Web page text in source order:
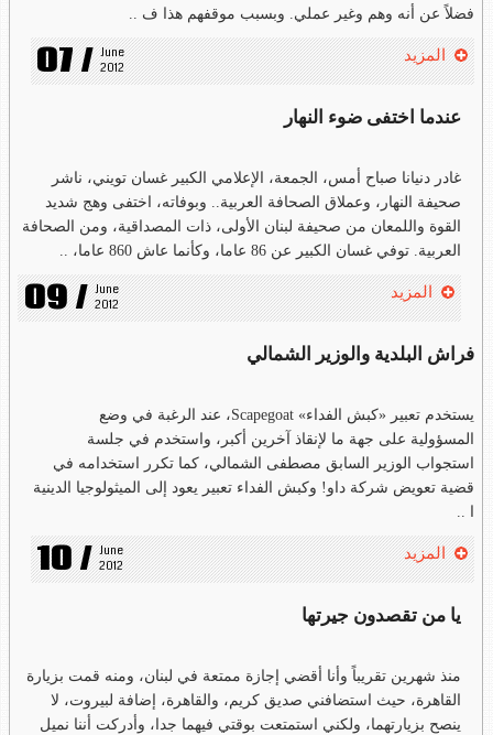
فضلاً عن أنه وهم وغير عملي. وبسبب موقفهم هذا ف ..
07 / June
2012
المزيد
عندما اختفى ضوء النهار
غادر دنيانا صباح أمس، الجمعة، الإعلامي الكبير غسان تويني، ناشر
صحيفة النهار، وعملاق الصحافة العربية.. وبوفاته، اختفى وهج شديد
القوة واللمعان من صحيفة لبنان الأولى، ذات المصداقية، ومن الصحافة
العربية. توفي غسان الكبير عن 86 عاما، وكأنما عاش 860 عاما، ..
09 / June
2012
المزيد
فراش البلدية والوزير الشمالي
يستخدم تعبير «كبش الفداء» Scapegoat، عند الرغبة في وضع
المسؤولية على جهة ما لإنقاذ آخرين أكبر، واستخدم في جلسة
استجواب الوزير السابق مصطفى الشمالي، كما تكرر استخدامه في
قضية تعويض شركة داو! وكبش الفداء تعبير يعود إلى الميثولوجيا الدينية
ا ..
10 / June
2012
المزيد
يا من تقصدون جيرتها
منذ شهرين تقريباً وأنا أقضي إجازة ممتعة في لبنان، ومنه قمت بزيارة
القاهرة، حيث استضافني صديق كريم، والقاهرة، إضافة لبيروت، لا
ينصح بزيارتهما، ولكني استمتعت بوقتي فيهما جدا، وأدركت أننا نميل